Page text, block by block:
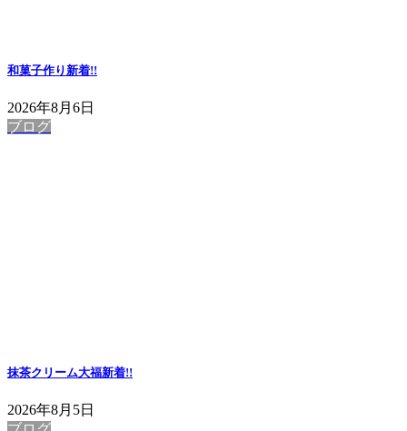
和菓子作り新着!!
2026年8月6日
ブログ
抹茶クリーム大福新着!!
2026年8月5日